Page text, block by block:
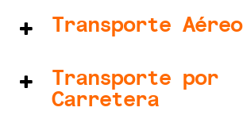
Solicitar presupuesto
Transporte Aéreo
Transporte por
Carretera